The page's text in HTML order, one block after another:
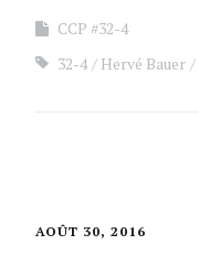
CCP #32-4
32-4
Hervé Bauer
AOÛT 30, 2016